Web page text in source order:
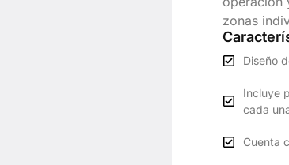
zonas
Diseño
Incluye
cada
Cuenta